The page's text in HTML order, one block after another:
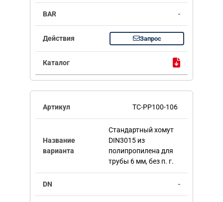
-
Запрос
TC-PP100-106
Стандартный хомут
DIN3015 из
полипропилена для
трубы 6 мм, без п. г.
-